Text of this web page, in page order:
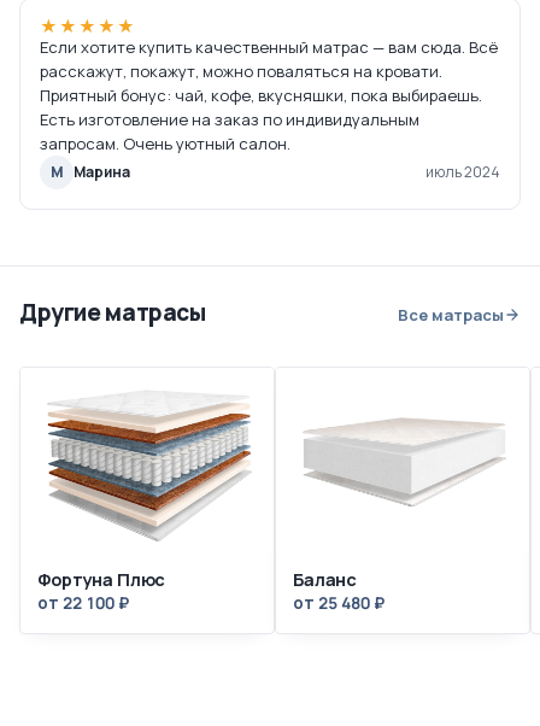
★★★★★
Если хотите купить качественный матрас — вам сюда. Всё
расскажут, покажут, можно поваляться на кровати.
Приятный бонус: чай, кофе, вкусняшки, пока выбираешь.
Есть изготовление на заказ по индивидуальным
запросам. Очень уютный салон.
М Марина июль 2024
Другие матрасы Все матрасы
Фортуна Плюс
от 22 100 ₽
Баланс
от 25 480 ₽